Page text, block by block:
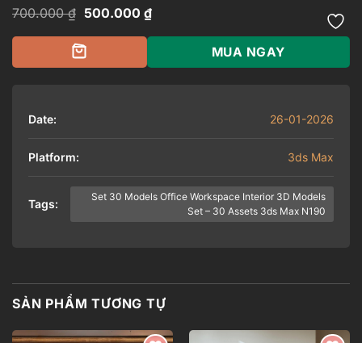
700.000₫ Giá
là:
700.000 ₫.
500.000 ₫Giá
hiện
tại
500.000 ₫.
MUA NGAY
Date: 26-01-2026
Platform: 3ds Max
Tags:
Set 30 Models Office Workspace Interior 3D Models
Set – 30 Assets 3ds Max N190
SẢN PHẨM TƯƠNG TỰ